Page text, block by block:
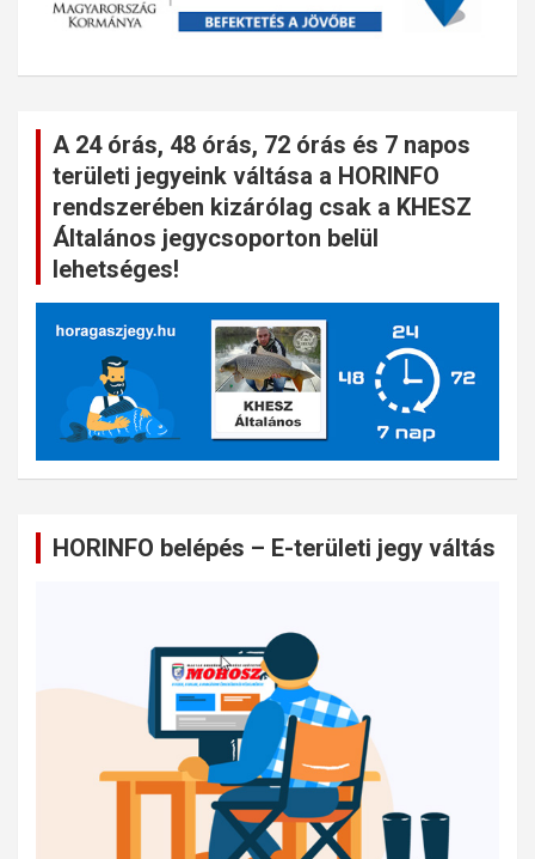
A 24 órás, 48 órás, 72 órás és 7 napos
területi jegyeink váltása a HORINFO
rendszerében kizárólag csak a KHESZ
Általános jegycsoporton belül
lehetséges!
HORINFO belépés – E-területi jegy váltás